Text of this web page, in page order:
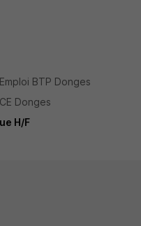
Emploi BTP Donges
Donges
H/F